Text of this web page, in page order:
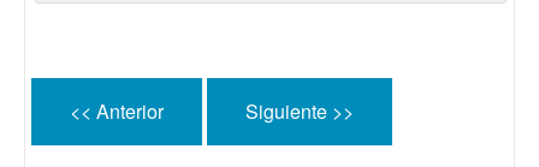
<< Anterior Siguiente >>